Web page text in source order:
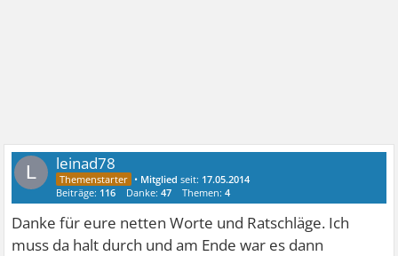
L leinad78
• Mitglied seit: 17.05.2014
Beiträge: 116 Danke:47 Themen:4
Danke für eure netten Worte und Ratschläge. Ich
muss da halt durch und am Ende war es dann